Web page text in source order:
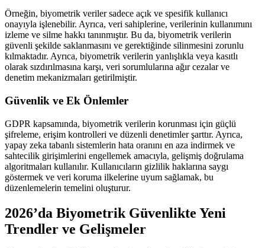
Örneğin, biyometrik veriler sadece açık ve spesifik kullanıcı
onayıyla işlenebilir. Ayrıca, veri sahiplerine, verilerinin kullanımını
izleme ve silme hakkı tanınmıştır. Bu da, biyometrik verilerin
güvenli şekilde saklanmasını ve gerektiğinde silinmesini zorunlu
kılmaktadır. Ayrıca, biyometrik verilerin yanlışlıkla veya kasıtlı
olarak sızdırılmasına karşı, veri sorumlularına ağır cezalar ve
denetim mekanizmaları getirilmiştir.
Güvenlik ve Ek Önlemler
GDPR kapsamında, biyometrik verilerin korunması için güçlü
şifreleme, erişim kontrolleri ve düzenli denetimler şarttır. Ayrıca,
yapay zeka tabanlı sistemlerin hata oranını en aza indirmek ve
sahtecilik girişimlerini engellemek amacıyla, gelişmiş doğrulama
algoritmaları kullanılır. Kullanıcıların gizlilik haklarına saygı
göstermek ve veri koruma ilkelerine uyum sağlamak, bu
düzenlemelerin temelini oluşturur.
2026’da Biyometrik Güvenlikte Yeni
Trendler ve Gelişmeler